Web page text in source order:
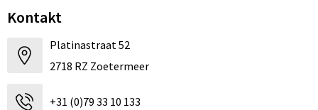
Kontakt
Platinastraat 52
2718 RZ Zoetermeer
+31 (0)79 33 10 133